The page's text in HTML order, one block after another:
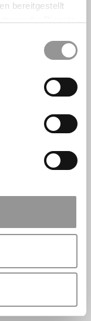
bereitgestellt